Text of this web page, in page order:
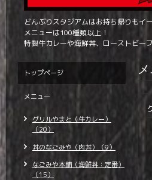
どんぶりスタジアムはお持ち帰りもイ
メニューは100種類以上！
特製牛カレーや海鮮丼、ローストビー
トップページ
メニュー
グリルやまと（牛カレー）
（20）
丼のなごみや（肉丼）（9）
なごみや本舗（海鮮丼：定番）
（15）